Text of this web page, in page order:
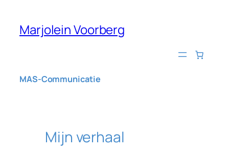
naarMarjolein Voorberg
MAS-Communicatie
Mijn verhaal